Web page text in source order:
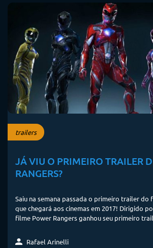
trailers
JÁ VIU O PRIMEIRO TRAILER
RANGERS?
Saiu na semana passada o primeiro trailer do
que chegará aos cinemas em 2017! Dirigido
filme Power Rangers ganhou seu primeiro
Rafael Arinelli